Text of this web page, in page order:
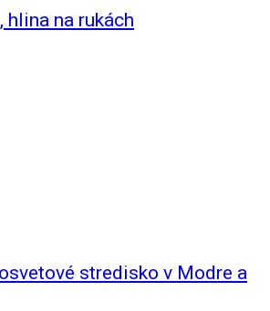
na rukách
stredisko v Modre a